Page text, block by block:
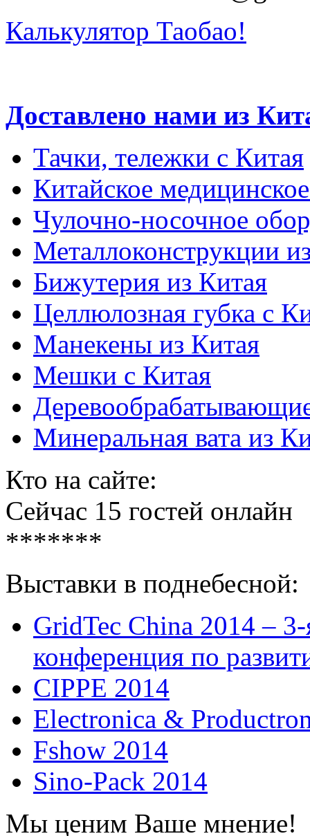
Калькулятор Таобао!
Доставлено нами из
Тачки, тележки с Китая
Китайское
Чулочно-носочное
Металлоконструкции
Бижутерия из Китая
Целлюлозная губка с
Манекены из Китая
Мешки с Китая
Минеральная вата из
Кто на сайте:
Сейчас 15 гостей онлайн
*******
Выставки в поднебесной:
GridTec China 2014 –
конференция по
CIPPE 2014
Electronica &
Fshow 2014
Sino-Pack 2014
Мы ценим Ваше мнение!